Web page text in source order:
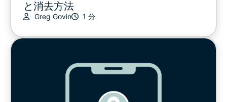
と消去方法
Greg Govin 1 分